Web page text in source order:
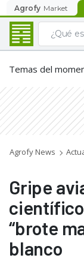
Agrofy Market
Temas del
Agrofy News
Gripe
“brote
blanco